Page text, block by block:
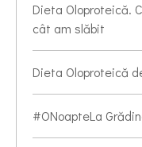
Dieta Oloproteică.
cât am slăbit
Dieta Oloproteică
#ONoapteLa